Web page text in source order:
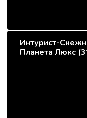
Интурист-
Планета Люкс